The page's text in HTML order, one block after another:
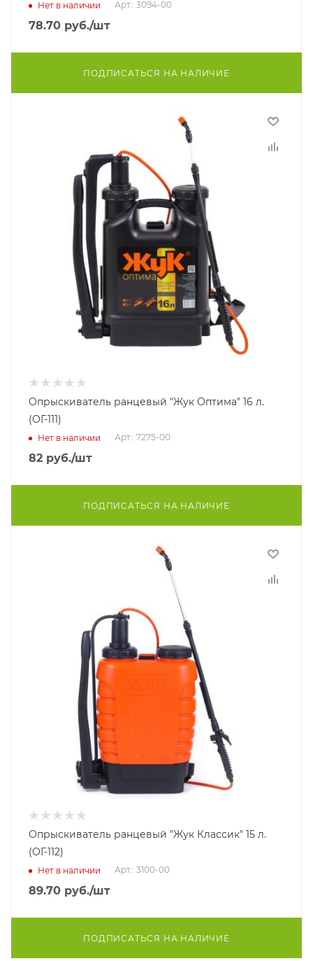
Нет в наличии Арт.: 3094-00
78.70 руб./шт
ПОДПИСАТЬСЯ НА НАЛИЧИЕ
Опрыскиватель ранцевый "Жук Оптима" 16 л.
(ОГ-111)
Нет в наличии Арт.: 7275-00
82 руб./шт
ПОДПИСАТЬСЯ НА НАЛИЧИЕ
Опрыскиватель ранцевый "Жук Классик" 15 л.
(ОГ-112)
Нет в наличии Арт.: 3100-00
89.70 руб./шт
ПОДПИСАТЬСЯ НА НАЛИЧИЕ